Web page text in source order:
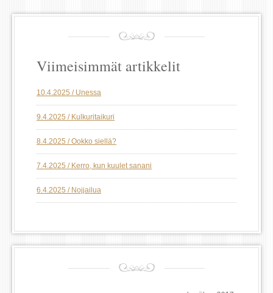
Viimeisimmät artikkelit
10.4.2025 / Unessa
9.4.2025 / Kulkuritaikuri
8.4.2025 / Ookko siellä?
7.4.2025 / Kerro, kun kuulet sanani
6.4.2025 / Nojjailua